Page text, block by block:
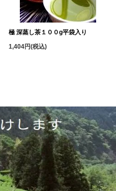
極 深蒸し茶１００g平袋入り
1,404円(税込)